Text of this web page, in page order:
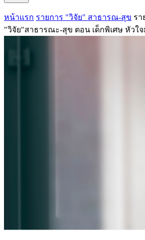
หน้าแรก รายการ "วิจัย" สาธารณ-สุข รา
"วิจัย"สาธารณะ-สุข ตอน เด็กพิเศษ หัวใจ